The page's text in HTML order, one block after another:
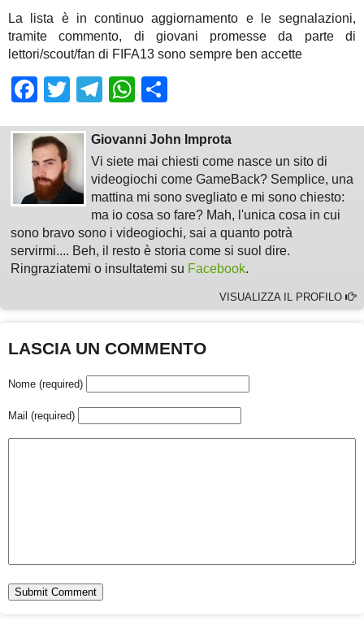
La lista è in continuo aggiornamento e le segnalazioni,
tramite commento, di giovani promesse da parte di
lettori/scout/fan di FIFA13 sono sempre ben accette
Facebook
TwitterTelegram
WhatsApp
Giovanni John Improta
Vi siete mai chiesti come nasce un sito di
videogiochi come GameBack? Semplice, una
mattina mi sono svegliato e mi sono chiesto:
ma io cosa so fare? Mah, l'unica cosa in cui
sono bravo sono i videogiochi, sai a quanto potrà
servirmi.... Beh, il resto è storia come si suol dire.
Ringraziatemi o insultatemi su Facebook.
VISUALIZZA IL PROFILO
LASCIA UN COMMENTO
Nome (required)
Mail (required)